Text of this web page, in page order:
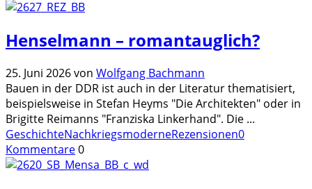
Henselmann – romantauglich?
25. Juni 2026von Wolfgang Bachmann
Bauen in der DDR ist auch in der Literatur thematisiert,
beispielsweise in Stefan Heyms "Die Architekten" oder in
Brigitte Reimanns "Franziska Linkerhand". Die ...
GeschichteNachkriegsmoderneRezensionen0
Kommentare0